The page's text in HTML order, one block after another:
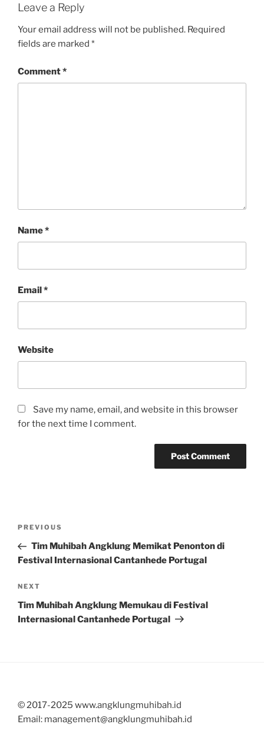
Leave a Reply
Your email address will not be published. Required
fields are marked *
Comment*
Name*
Email*
Website
Save my name, email, and website in this browser
for the next time I comment.
Previous
Post
PREVIOUS
Tim Muhibah Angklung Memikat Penonton di
Festival Internasional Cantanhede Portugal
Next
Post
NEXT
Tim Muhibah Angklung Memukau di Festival
Internasional Cantanhede Portugal
© 2017-2025 www.angklungmuhibah.id
Email: management@angklungmuhibah.id